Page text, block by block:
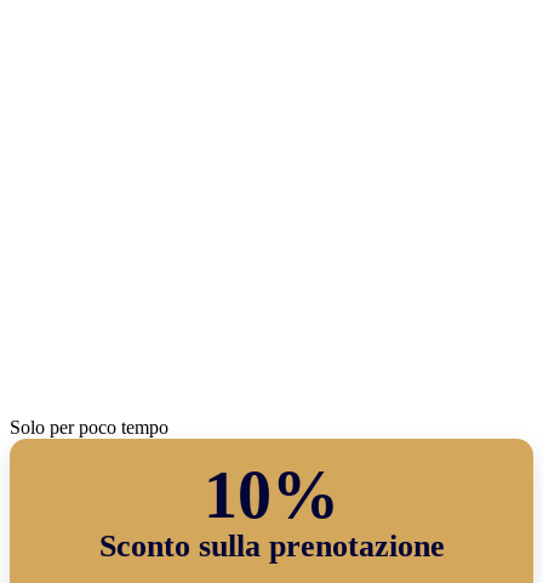
Solo per poco tempo
10%
Sconto sulla prenotazione